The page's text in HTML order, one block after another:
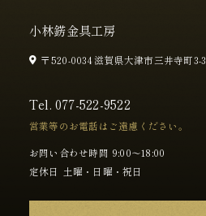
小林錺金具工房
〒520-0034 滋賀県大津市三井寺町3-3
Tel. 077-522-9522
営業等のお電話はご遠慮ください。
お問い合わせ時間 9:00～18:00
定休日 土曜・日曜・祝日